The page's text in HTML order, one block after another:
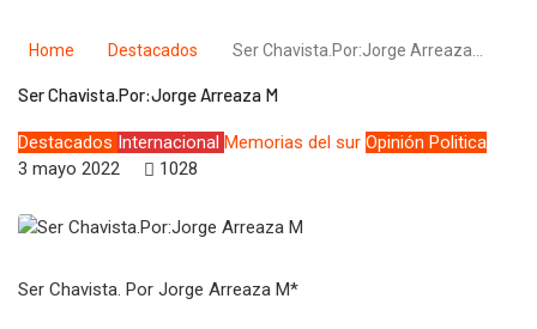
Home Destacados Ser Chavista.Por:Jorge Arreaza…
Ser Chavista.Por:Jorge Arreaza M
Destacados Internacional Memorias del sur Opinión Politica
3 mayo 2022
1028
Ser Chavista. Por Jorge Arreaza M*